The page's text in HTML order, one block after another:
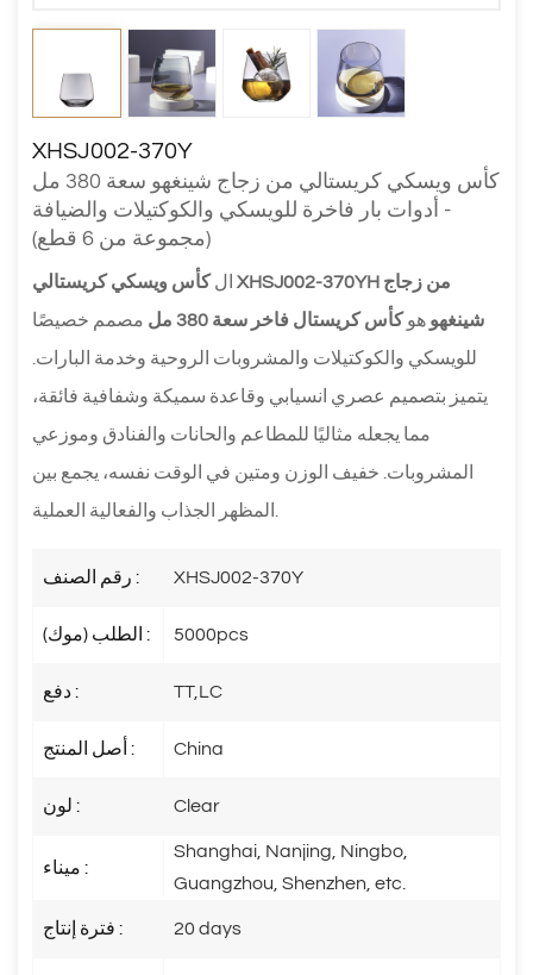
XHSJ002-370Y
كأس ويسكي كريستالي من زجاج شينغهو سعة 380 مل
- أدوات بار فاخرة للويسكي والكوكتيلات والضيافة
(مجموعة من 6 قطع)
ال كأس ويسكي كريستالي XHSJ002-370YH من زجاج
شينغهو هو كأس كريستال فاخر سعة 380 مل
مصمم خصيصًا
للويسكي والكوكتيلات والمشروبات الروحية وخدمة البارات.
يتميز بتصميم عصري انسيابي وقاعدة سميكة وشفافية فائقة،
مما يجعله مثاليًا للمطاعم والحانات والفنادق وموزعي
المشروبات. خفيف الوزن ومتين في الوقت نفسه، يجمع بين
المظهر الجذاب والفعالية العملية.
رقم الصنف : XHSJ002-370Y
الطلب (موك) : 5000pcs
دفع : TT,LC
أصل المنتج : China
لون : Clear
ميناء :
Shanghai, Nanjing, Ningbo,
Guangzhou, Shenzhen, etc.
فترة إنتاج : 20 days